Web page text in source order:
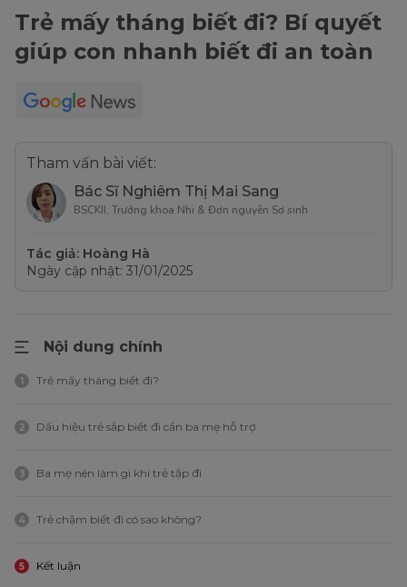
Trẻ mấy tháng biết đi? Bí quyết
giúp con nhanh biết đi an toàn
Tham vấn bài viết:
Bác Sĩ Nghiêm Thị Mai Sang
BSCKII, Trưởng khoa Nhi & Đơn nguyên Sơ sinh
Tác giả: Hoàng Hà
Ngày cập nhật: 31/01/2025
Nội dung chính
1 Trẻ mấy tháng biết đi?
2 Dấu hiệu trẻ sắp biết đi cần ba mẹ hỗ trợ
3 Ba mẹ nên làm gì khi trẻ tập đi
4 Trẻ chậm biết đi có sao không?
5 Kết luận